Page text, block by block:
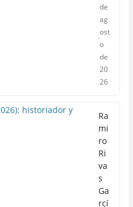
de
ag
ost
o
de
20
26
Ra
mi
ro
Ri
va
s
Ga
rcí